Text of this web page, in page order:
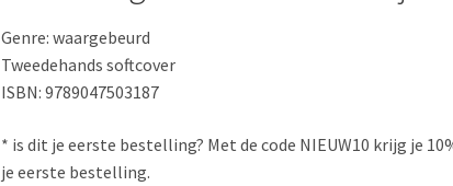
Genre: waargebeurd
Tweedehands softcover
ISBN: 9789047503187
* is dit je eerste bestelling? Met de code NIEUW10 krijg je
je eerste bestelling.